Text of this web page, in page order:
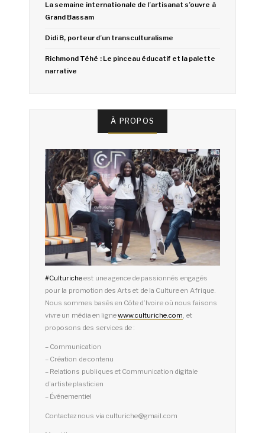
La semaine internationale de l’artisanat s’ouvre à
Grand Bassam
Didi B, porteur d’un transculturalisme
Richmond Téhé : Le pinceau éducatif et la palette
narrative
À PROPOS
#Culturicheest une agence de passionnés engagés
pour la promotion des Arts et de la Culture en Afrique.
Nous sommes basés en Côte d’Ivoire où nous faisons
vivre un média en lignewww.culturiche.com, et
proposons des services de :
– Communication
– Création de contenu
– Relations publiques et Communication digitale
d’artiste plasticien
– Événementiel
Contactez nous via culturiche@gmail.com